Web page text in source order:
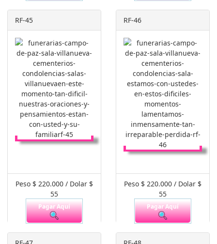
RF-45
Peso $ 220.000 / Dolar $
55
Pagar Aquí
RF-46
Peso $ 220.000 / Dolar $
55
Pagar Aquí